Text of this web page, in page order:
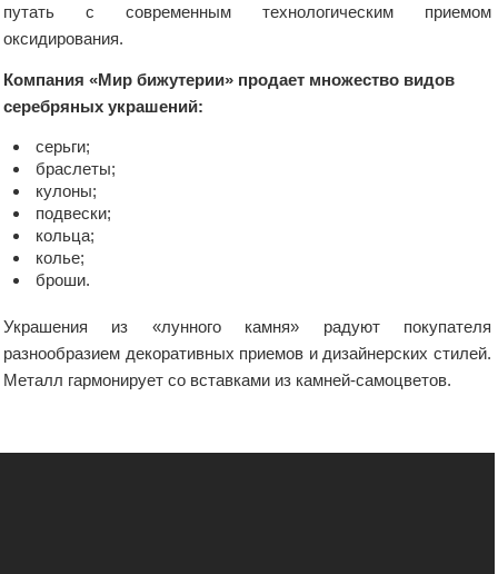
путать с современным технологическим приемом
оксидирования.
Компания «Мир бижутерии» продает множество видов
серебряных украшений:
серьги;
браслеты;
кулоны;
подвески;
кольца;
колье;
броши.
Украшения из «лунного камня» радуют покупателя
разнообразием декоративных приемов и дизайнерских стилей.
Металл гармонирует со вставками из камней-самоцветов.